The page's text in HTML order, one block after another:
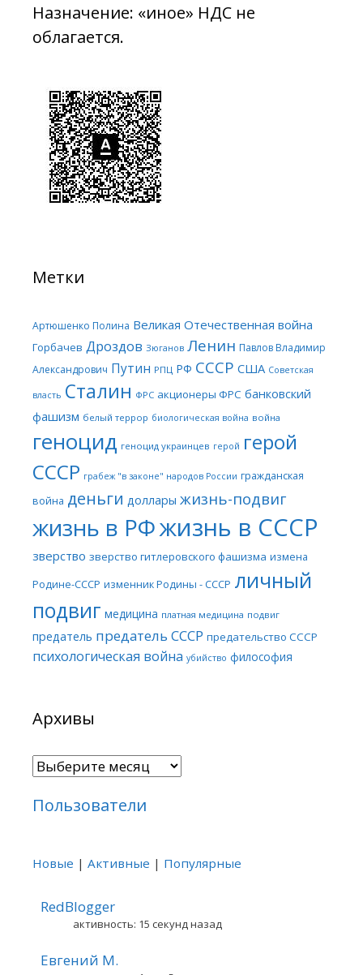
Назначение: «иное» НДС не
облагается.
Метки
Артюшенко Полина Великая Отечественная война
Горбачев Дроздов Зюганов Ленин Павлов Владимир
Александрович Путин РПЦ РФ СССР США Советская
власть Сталин ФРС акционеры ФРС банковский
фашизм белый террор биологическая война война
геноцид геноцид украинцев герой герой
СССР грабеж "в законе" народов России гражданская
война деньги доллары жизнь-подвиг
жизнь в РФжизнь в СССР
зверство зверство гитлеровского фашизма измена
Родине-СССР изменник Родины - СССР личный
подвиг медицина платная медицина подвиг
предатель предатель СССР предательство СССР
психологическая война убийство философия
Архивы
Архивы
Пользователи
Новые | Активные | Популярные
RedBlogger
активность: 15 секунд назад
Евгений М.